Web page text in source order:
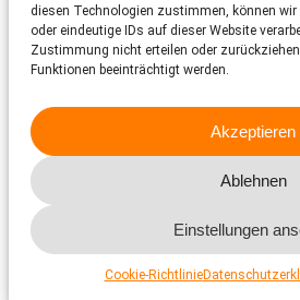
diesen Technologien zustimmen, können wir
oder eindeutige IDs auf dieser Website
Zustimmung nicht erteilen oder
Funktionen beeinträchtigt werden.
Akzeptieren
Ablehnen
Einstellungen
Cookie-Richtlinie
Zur Webseite
Fondation Neuchâteloise
Refuge de Cottendart
Route de Cottendart 7
2013 Colombier
Neuenburg
Telefon 032 841 38 31